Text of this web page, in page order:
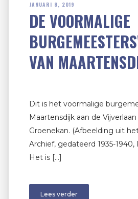
JANUARI 8, 2019
DE VOORMALIGE
VAN
Dit is het voormalige
Maartensdijk aan de Vijverlaan
Groenekan. (Afbeelding uit
Archief, gedateerd 1935-1940,
Het is […]
Lees verder